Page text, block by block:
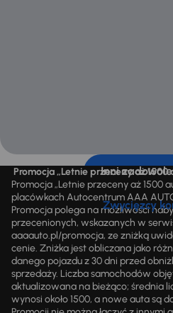
Inni
Zwycięzcy
Promocja „Letnie przeceny aż 1500
Promocja „Letnie przeceny aż 1500
placówkach Autocentrum AAA
Promocja polega na możliwości
przecenionych, wskazanych w
aaaauto.pl/promocja, ze zniżką
cenie. Zniżka jest obliczana jako
danego pojazdu z 30 dni przed
sprzedaży. Liczba samochodów
aktualizowana na bieżąco; średnia
wynosi około 1500, a nowe auta są